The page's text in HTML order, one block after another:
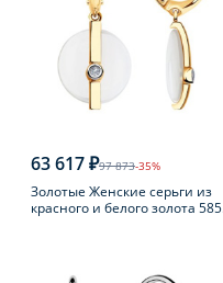
63 617 ₽97 873-35%
Золотые Женские серьги из
красного и белого золота 585